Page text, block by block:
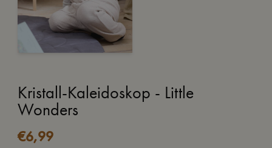
Kristall-Kaleidoskop - Little
Wonders
€6,99